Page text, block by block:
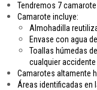
Tendremos 7
Camarote incluye:
Almohadilla
Envase con agua
Toallas húmedas
cualquier
Camarotes altamente
Áreas identificadas en